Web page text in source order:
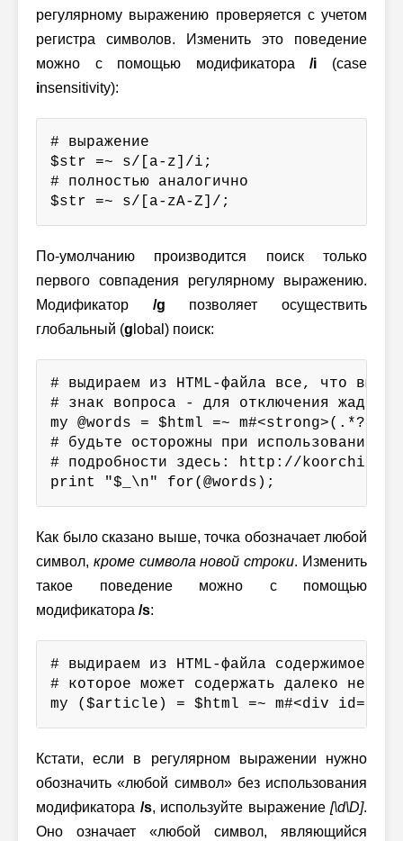
регулярному выражению проверяется с учетом
регистра символов. Изменить это поведение
можно с помощью модификатора/i (case
insensitivity):
# выражение
$str =~ s/[a-z]/i;
# полностью аналогично
$str =~ s/[a-zA-Z]/;
По-умолчанию производится поиск только
первого совпадения регулярному выражению.
Модификатор /g позволяет осуществить
глобальный (g lobal) поиск:
# выдираем из HTML-файла все, что
# знак вопроса - для отключения
my @words = $html =~ m#<strong>(.*?)</
# будьте осторожны при использовании /
# подробности здесь: http://
print "$_\n" for(@words);
Как было сказано выше, точка обозначает любой
символ, кроме символа новой строки. Изменить
такое поведение можно с помощью
модификатора /s:
# выдираем из HTML-файла содержимое
# которое может содержать далеко не
my ($article) = $html =~ m#<div
Кстати, если в регулярном выражении нужно
обозначить «любой символ» без использования
модификатора /s, используйте выражение [\d\D].
Оно означает «любой символ, являющийся